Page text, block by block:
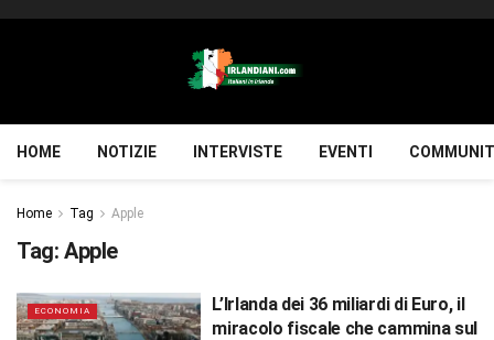
HOME NOTIZIE INTERVISTE EVENTI
Home Tag Apple
Tag: Apple
ECONOMIA
L’Irlanda dei 36 miliardi di Euro, il
miracolo fiscale che cammina sul